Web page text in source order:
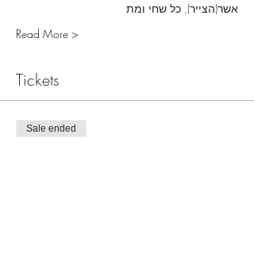
אשר(הצייר), כל שחי ומת
Read More >
Tickets
Sale ended